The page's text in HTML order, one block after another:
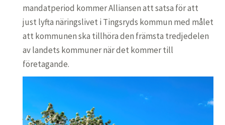
mandatperiod kommer Alliansen att satsa för att
just lyfta näringslivet i Tingsryds kommun med målet
att kommunen ska tillhöra den främsta tredjedelen
av landets kommuner när det kommer till
företagande.